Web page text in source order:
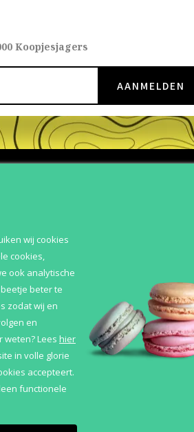
Koopjesjagers
AANMELDEN
Retourneren
Bezorging & Levertijd
Over Parfum Outlet
Betaalopties
wij cookies
cookies,
ook analytische
beter te
zodat wij en
en
weten?Lees hier
in volle glorie
accepteert.
functionele